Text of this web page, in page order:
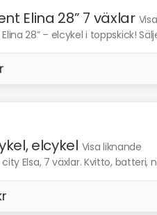
Elina 28” 7 växlar
28” – elcykel i toppskick!
elcykel Visa liknande
Elsa, 7 växlar. Kvitto, batteri,